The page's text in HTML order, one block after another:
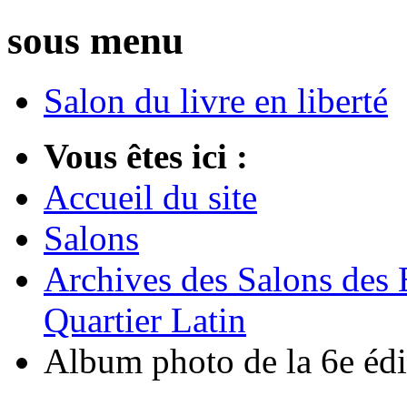
sous menu
Salon du livre en liberté
Vous êtes ici :
Accueil du site
Salons
Archives des Salons
Quartier Latin
Album photo de la 6e